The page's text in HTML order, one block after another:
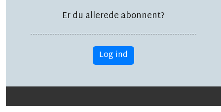
Er du allerede abonnent?
Log ind
Han cyklede i stor bue
uden om rivalen – og
blev øens bedste